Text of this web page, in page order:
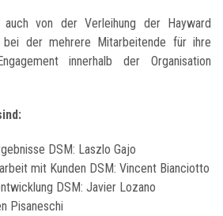
von der Verleihung der Hayward
der mehrere Mitarbeitende für ihre
innerhalb der Organisation
DSM: Laszlo Gajo
mit Kunden DSM: Vincent Bianciotto
DSM: Javier Lozano
Pisaneschi